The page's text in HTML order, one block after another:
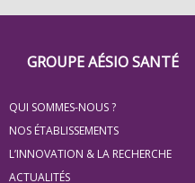
Groupe
Eovi
pour
les
GROUPE AÉSIO SANTÉ
QUI SOMMES-NOUS ?
NOS ÉTABLISSEMENTS
L’INNOVATION & LA RECHERCHE
ACTUALITÉS